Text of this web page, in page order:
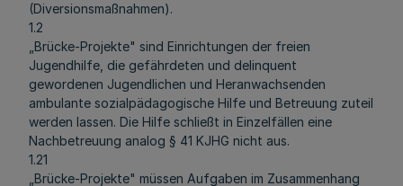
(Diversionsmaßnahmen).
1.2
„Brücke-Projekte" sind Einrichtungen der freien
Jugendhilfe, die gefährdeten und delinquent
gewordenen Jugendlichen und Heranwachsenden
ambulante sozialpädagogische Hilfe und Betreuung zuteil
werden lassen. Die Hilfe schließt in Einzelfällen eine
Nachbetreuung analog § 41 KJHG nicht aus.
1.21
„Brücke-Projekte" müssen Aufgaben im Zusammenhang